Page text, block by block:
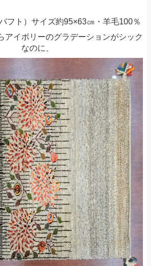
フト）サイズ約95×63㎝・羊毛100％
アイボリーのグラデーションがシック
なのに、